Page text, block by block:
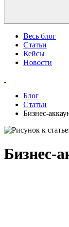
Весь блог
Статьи
Кейсы
Новости
Блог
Статьи
Бизнес-
Бизнес-